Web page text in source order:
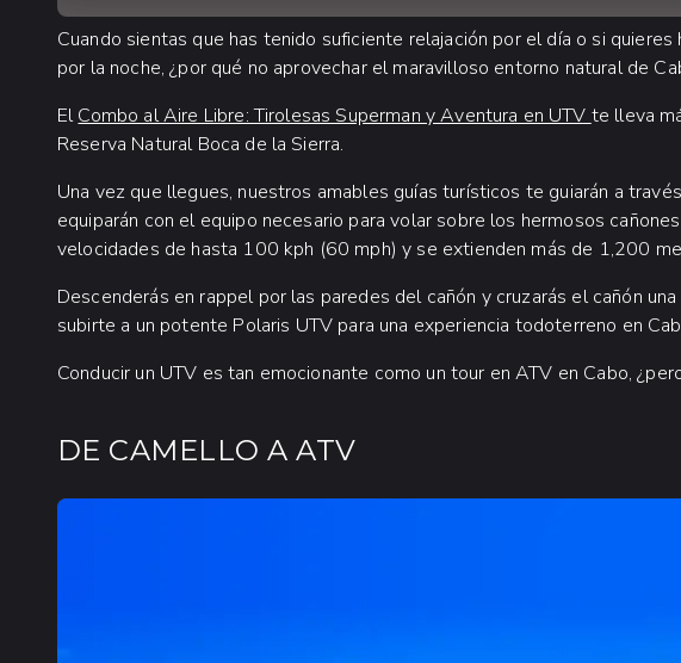
Cuando sientas que has tenido suficiente relajación por el día o si
por la noche, ¿por qué no aprovechar el maravilloso entorno natural de
ElCombo al Aire Libre: Tirolesas Superman y Aventura en UTV te lleva
Reserva Natural Boca de la Sierra.
Una vez que llegues, nuestros amables guías turísticos te guiarán a
equiparán con el equipo necesario para volar sobre los hermosos
velocidades de hasta 100 kph (60 mph) y se extienden más de 1,200
Descenderás en rappel por las paredes del cañón y cruzarás el cañón
subirte a un potente Polaris UTV para una experiencia todoterreno en
Conducir un UTV es tan emocionante como un tour en ATV en Cabo,
DE CAMELLO A ATV